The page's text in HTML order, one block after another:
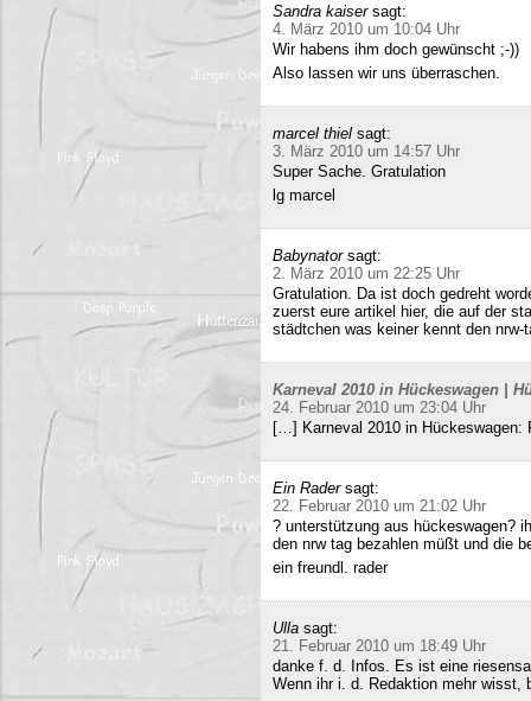
Sandra kaiser sagt:
4. März 2010 um 10:04 Uhr
Wir habens ihm doch gewünscht ;-))
Also lassen wir uns überraschen.
marcel thiel sagt:
3. März 2010 um 14:57 Uhr
Super Sache. Gratulation
lg marcel
Babynator sagt:
2. März 2010 um 22:25 Uhr
Gratulation. Da ist doch gedreht
zuerst eure artikel hier, die auf der
städtchen was keiner kennt den nrw-
Karneval 2010 in Hückeswagen |
24. Februar 2010 um 23:04 Uhr
[…] Karneval 2010 in Hückeswagen:
Ein Rader sagt:
22. Februar 2010 um 21:02 Uhr
? unterstützung aus hückeswagen?
den nrw tag bezahlen müßt und die
ein freundl. rader
Ulla sagt:
21. Februar 2010 um 18:49 Uhr
danke f. d. Infos. Es ist eine
Wenn ihr i. d. Redaktion mehr wisst,